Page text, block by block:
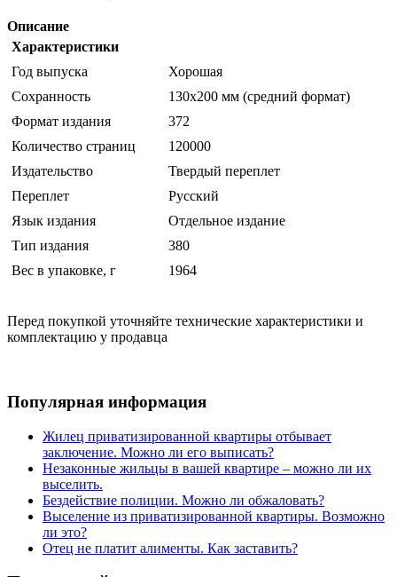
Описание
Характеристики
Год выпуска
Хорошая
Сохранность
130х200 мм (средний формат)
Формат издания
372
Количество страниц
120000
Издательство
Твердый переплет
Переплет
Русский
Язык издания
Отдельное издание
Тип издания
380
Вес в упаковке, г
1964
Перед покупкой уточняйте технические характеристики и
комплектацию у продавца
Популярная информация
Жилец приватизированной квартиры отбывает
заключение. Можно ли его выписать?
Незаконные жильцы в вашей квартире – можно ли их
выселить.
Бездействие полиции. Можно ли обжаловать?
Выселение из приватизированной квартиры. Возможно
ли это?
Отец не платит алименты. Как заставить?